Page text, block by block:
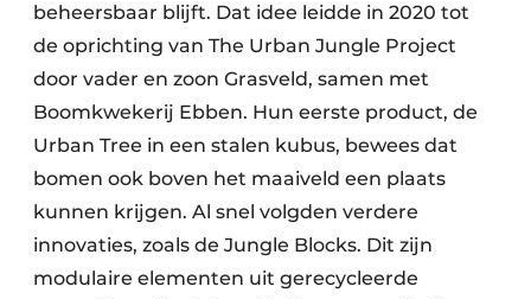
beheersbaar blijft. Dat idee leidde in 2020 tot
de oprichting van The Urban Jungle Project
door vader en zoon Grasveld, samen met
Boomkwekerij Ebben. Hun eerste product, de
Urban Tree in een stalen kubus, bewees dat
bomen ook boven het maaiveld een plaats
kunnen krijgen. Al snel volgden verdere
innovaties, zoals de Jungle Blocks. Dit zijn
modulaire elementen uit gerecycleerde